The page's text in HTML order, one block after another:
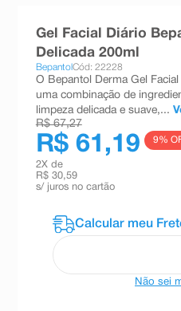
Gel Facial Diário
Delicada 200ml
BepantolCód: 22228
O Bepantol Derma Gel
uma combinação de
limpeza delicada e suave,...
R$ 67,27
R$ 61,19 9%
2X de
R$ 30,59
s/ juros no cartão
Não sei
teste gravidez
10ºesmalte